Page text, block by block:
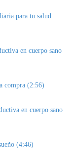
para tu salud
en cuerpo sano
compra (2:56)
en cuerpo sano
(4:46)